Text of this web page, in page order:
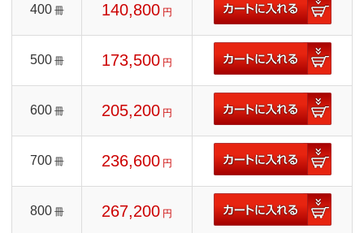
400 冊 140,800 円
500 冊 173,500 円
600 冊 205,200 円
700 冊 236,600 円
800 冊 267,200 円